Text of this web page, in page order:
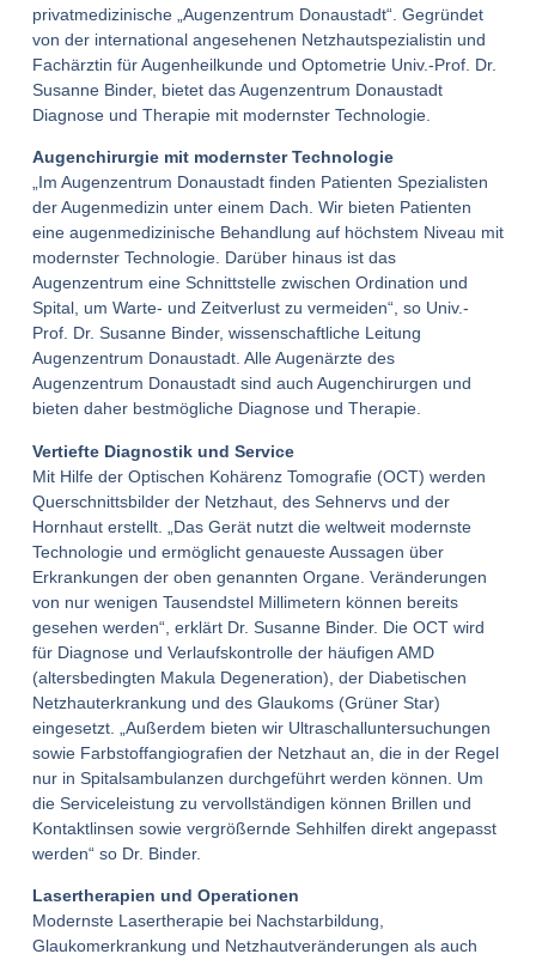
privatmedizinische „Augenzentrum Donaustadt“. Gegründet
von der international angesehenen Netzhautspezialistin und
Fachärztin für Augenheilkunde und Optometrie Univ.-Prof. Dr.
Susanne Binder, bietet das Augenzentrum Donaustadt
Diagnose und Therapie mit modernster Technologie.
Augenchirurgie mit modernster Technologie
„Im Augenzentrum Donaustadt finden Patienten Spezialisten
der Augenmedizin unter einem Dach. Wir bieten Patienten
eine augenmedizinische Behandlung auf höchstem Niveau mit
modernster Technologie. Darüber hinaus ist das
Augenzentrum eine Schnittstelle zwischen Ordination und
Spital, um Warte- und Zeitverlust zu vermeiden“, so Univ.-
Prof. Dr. Susanne Binder, wissenschaftliche Leitung
Augenzentrum Donaustadt. Alle Augenärzte des
Augenzentrum Donaustadt sind auch Augenchirurgen und
bieten daher bestmögliche Diagnose und Therapie.
Vertiefte Diagnostik und Service
Mit Hilfe der Optischen Kohärenz Tomografie (OCT) werden
Querschnittsbilder der Netzhaut, des Sehnervs und der
Hornhaut erstellt. „Das Gerät nutzt die weltweit modernste
Technologie und ermöglicht genaueste Aussagen über
Erkrankungen der oben genannten Organe. Veränderungen
von nur wenigen Tausendstel Millimetern können bereits
gesehen werden“, erklärt Dr. Susanne Binder. Die OCT wird
für Diagnose und Verlaufskontrolle der häufigen AMD
(altersbedingten Makula Degeneration), der Diabetischen
Netzhauterkrankung und des Glaukoms (Grüner Star)
eingesetzt. „Außerdem bieten wir Ultraschalluntersuchungen
sowie Farbstoffangiografien der Netzhaut an, die in der Regel
nur in Spitalsambulanzen durchgeführt werden können. Um
die Serviceleistung zu vervollständigen können Brillen und
Kontaktlinsen sowie vergrößernde Sehhilfen direkt angepasst
werden“ so Dr. Binder.
Lasertherapien und Operationen
Modernste Lasertherapie bei Nachstarbildung,
Glaukomerkrankung und Netzhautveränderungen als auch